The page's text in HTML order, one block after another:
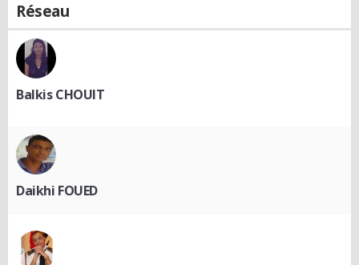
Réseau
Balkis CHOUIT
Daikhi FOUED